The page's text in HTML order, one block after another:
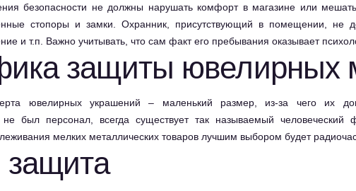
безопасности не должны нарушать комфорт в магазине или
стопоры и замки. Охранник, присутствующий в помещении, не
и т.п. Важно учитывать, что сам факт его пребывания оказывает
защиты ювелирных
ювелирных украшений – маленький размер, из-за чего их
был персонал, всегда существует так называемый
мелких металлических товаров лучшим выбором будет
защита